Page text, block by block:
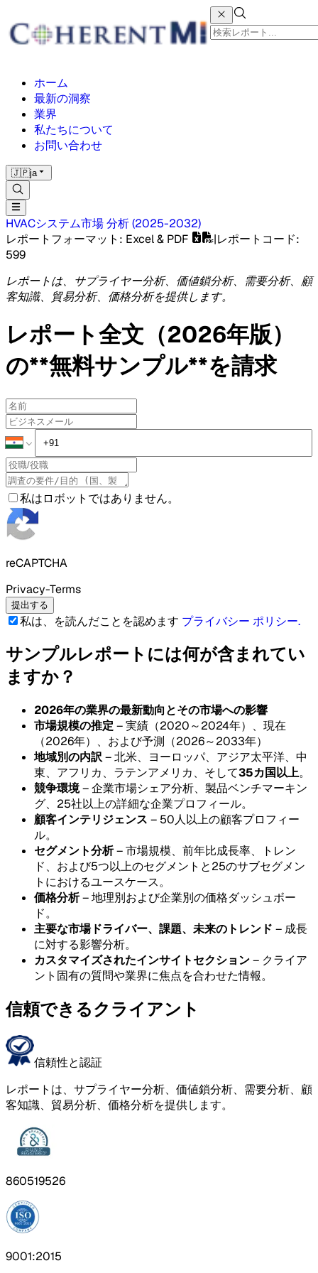
ホーム
最新の洞察
業界
私たちについて
お問い合わせ
🇯🇵ja
HVACシステム市場分析(2025-2032)
レポートフォーマット : Excel & PDF |レポートコード:
599
レポートは、サプライヤー分析、価値鎖分析、需要分析、顧
客知識、貿易分析、価格分析を提供します。
レポート全文（2026年版）
の**無料サンプル**を請求
私はロボットではありません。
reCAPTCHA
Privacy-Terms
提出する
私は、を読んだことを認めます プライバシー ポリシー.
サンプルレポートには何が含まれてい
ますか？
2026年の業界の最新動向とその市場への影響
市場規模の推定– 実績（2020～2024年）、現在
（2026年）、および予測（2026～2033年）
地域別の内訳– 北米、ヨーロッパ、アジア太平洋、中
東、アフリカ、ラテンアメリカ、そして35カ国以上。
競争環境– 企業市場シェア分析、製品ベンチマーキン
グ、25社以上の詳細な企業プロフィール。
顧客インテリジェンス – 50人以上の顧客プロフィー
ル。
セグメント分析– 市場規模、前年比成長率、トレン
ド、および5つ以上のセグメントと25のサブセグメン
トにおけるユースケース。
価格分析– 地理別および企業別の価格ダッシュボー
ド。
主要な市場ドライバー、課題、未来のトレンド – 成長
に対する影響分析。
カスタマイズされたインサイトセクション– クライア
ント固有の質問や業界に焦点を合わせた情報。
信頼できるクライアント
信頼性と認証
レポートは、サプライヤー分析、価値鎖分析、需要分析、顧
客知識、貿易分析、価格分析を提供します。
860519526
9001:2015